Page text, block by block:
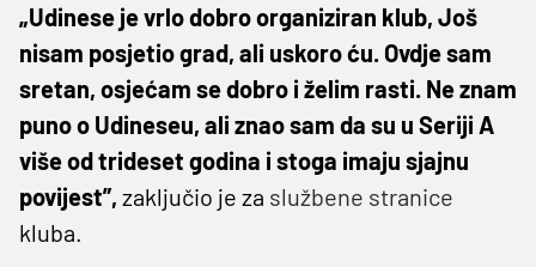
„Udinese je vrlo dobro organiziran klub, Još
nisam posjetio grad, ali uskoro ću. Ovdje sam
sretan, osjećam se dobro i želim rasti. Ne znam
puno o Udineseu, ali znao sam da su u Seriji A
više od trideset godina i stoga imaju sjajnu
povijest”, zaključio je za službene stranice
kluba.